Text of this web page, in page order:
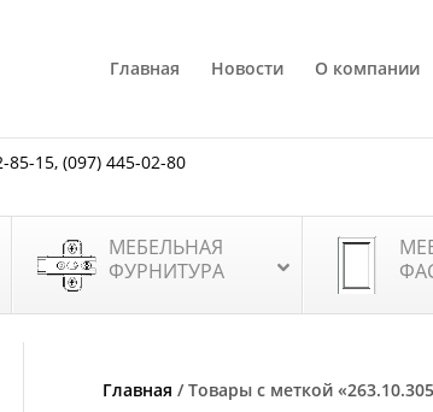
Главная Новости О компании
85-15,(097) 445-02-80
МЕБЕЛЬНАЯ
ФУРНИТУРА
Главная / Товары с меткой